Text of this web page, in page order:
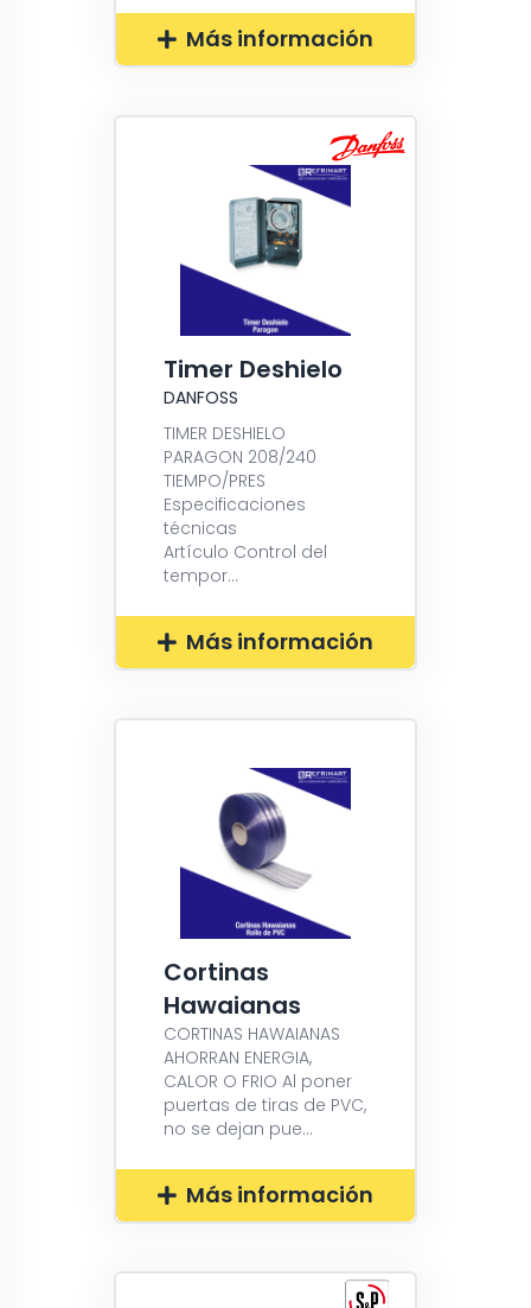
Más información
Timer Deshielo
DANFOSS
TIMER DESHIELO
PARAGON 208/240
TIEMPO/PRES
Especificaciones
técnicas
Artículo Control del
tempor...
Más información
Cortinas
Hawaianas
CORTINAS HAWAIANAS
AHORRAN ENERGIA,
CALOR O FRIO Al poner
puertas de tiras de PVC,
no se dejan pue...
Más información